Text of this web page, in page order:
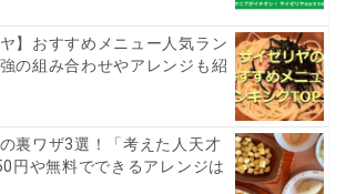
ヤ】おすすめメニュー人気ラン
の組み合わせやアレンジも紹
裏ワザ3選！「考えた人天才
円や無料でできるアレンジは